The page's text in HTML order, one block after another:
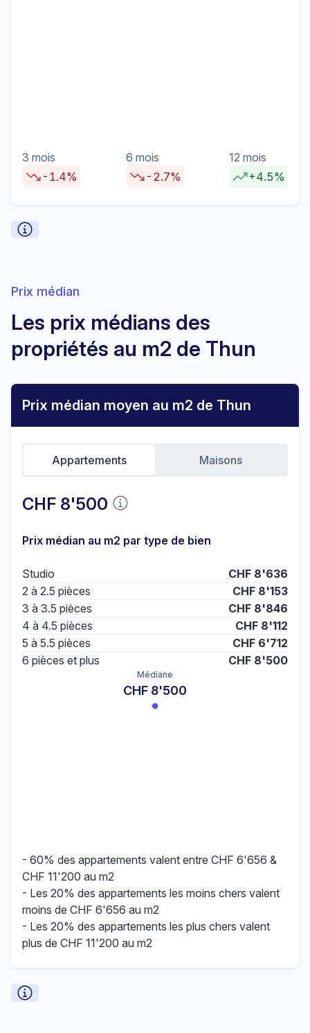
3 mois
-1.4%
6 mois
-2.7%
12 mois
+4.5%
Prix médian
Les prix médians des
propriétés au m2 de Thun
Prix médian moyen au m2 de Thun
CHF 8'500
Appartements Maisons
Prix médian au m2 par type de bien
Studio
CHF 8'636
2 à 2.5 pièces
CHF 8'153
3 à 3.5 pièces
CHF 8'846
4 à 4.5 pièces
CHF 8'112
5 à 5.5 pièces
CHF 6'712
6 pièces et plus
CHF 8'500
Médiane
CHF 8'500
- 60% des appartements valent entre CHF 6'656 &
CHF 11'200 au m2
- Les 20% des appartements les moins chers valent
moins de CHF 6'656 au m2
- Les 20% des appartements les plus chers valent
plus de CHF 11'200 au m2